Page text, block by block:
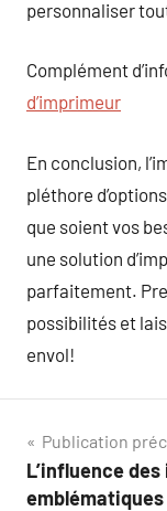
personnaliser
Complément
d’imprimeur
En conclusion,
pléthore
que soient vos
une solution
parfaitement.
possibilités et
envol!
de
Publication
L’influence